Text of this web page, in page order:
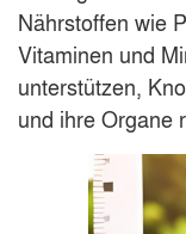
Nährstoffen wie
Vitaminen und
unterstützen,
und ihre Organe